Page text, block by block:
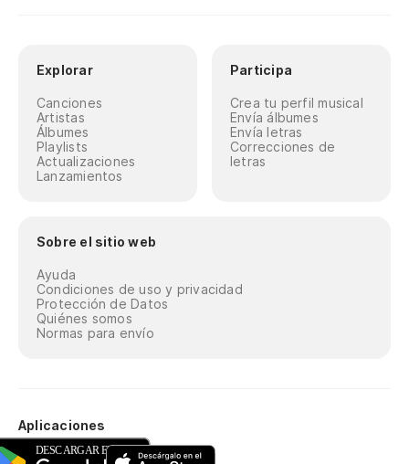
Explorar
Canciones
Artistas
Álbumes
Playlists
Actualizaciones
Lanzamientos
Participa
Crea tu perfil musical
Envía álbumes
Envía letras
Correcciones de
letras
Sobre el sitio web
Ayuda
Condiciones de uso y privacidad
Protección de Datos
Quiénes somos
Normas para envío
Aplicaciones